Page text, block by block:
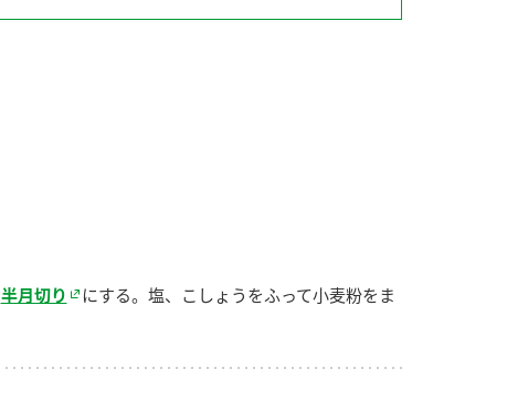
半月切り
にする。塩、こしょうをふって小麦粉をま